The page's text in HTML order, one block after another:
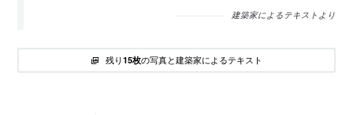
建築家によるテキストより
残り15枚の写真と建築家によるテキスト